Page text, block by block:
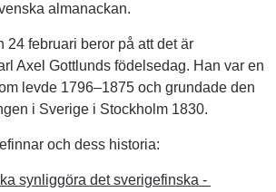
almanackan.
24 februari beror på att det är
Axel Gottlunds födelsedag. Han var en
levde 1796–1875 och grundade den
i Sverige i Stockholm 1830.
och dess historia:
synliggöra det sverigefinska -